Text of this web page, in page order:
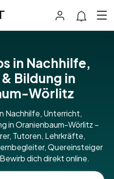
in Nachhilfe,
Bildung in
Wörlitz
Nachhilfe, Unterricht,
in Oranienbaum-Wörlitz –
Tutoren, Lehrkräfte,
Quereinsteiger
dich direkt online.